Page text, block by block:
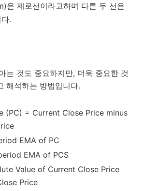
은 제로선이라고하며 다른 두 선은
.
는 것도 중요하지만, 더욱 중요한 것
해석하는 방법입니다.
(PC) = Current Close Price minus
EMA of PC
EMA of PCS
Value of Current Close Price
Price